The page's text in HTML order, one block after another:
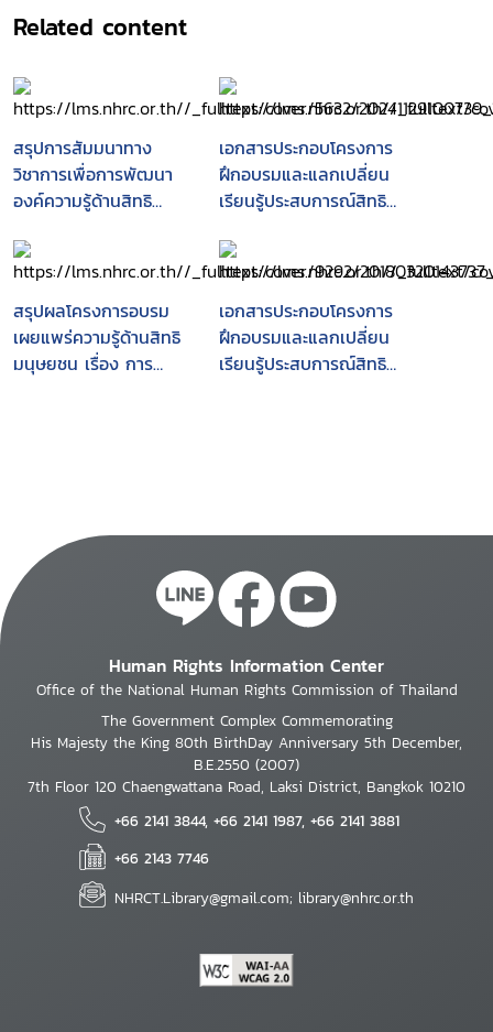
Related content
สรุปการสัมมนาทาง
วิชาการเพื่อการพัฒนา
องค์ความรู้ด้านสิทธิ
ประจำปีงบประมาณ พ.ศ.
2560
เอกสารประกอบโครงการ
ฝึกอบรมและแลกเปลี่ยน
เรียนรู้ประสบการณ์สิทธิ
เสริมและคุ้มครองสิทธิ
มนุษยชนในภาคเหนือ :
วันที่ 6 - 8 ตุลาคม
2547 ณ โรงแรมราชภัฏ
อินน์ มหาวิทยาลัยราชภัฏ
สรุปผลโครงการอบรม
เผยแพร่ความรู้ด้านสิทธิ
มนุษยชน เรื่อง การ
เอกสารประกอบโครงการ
ฝึกอบรมและแลกเปลี่ยน
เรียนรู้ประสบการณ์สิทธิ
Human Rights Information Center
Office of the National Human Rights Commission of Thailand
The Government Complex Commemorating
His Majesty the King 80th BirthDay Anniversary 5th December,
B.E.2550 (2007)
7th Floor 120 Chaengwattana Road, Laksi District, Bangkok 10210
+66 2141 3844, +66 2141 1987, +66 2141 3881
+66 2143 7746
NHRCT.Library@gmail.com; library@nhrc.or.th